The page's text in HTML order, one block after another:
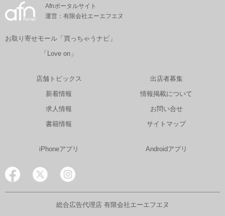
Afnポータルサイト
運営：有限会社エーエフエヌ
お取り寄せモール「買っちゃうナビ」
「Love on」
店舗トピックス
新着情報
求人情報
書籍情報
出店者募集
情報掲載について
お問い合せ
サイトマップ
iPhoneアプリ Androidアプリ
総合広告代理店 有限会社エーエフエヌ